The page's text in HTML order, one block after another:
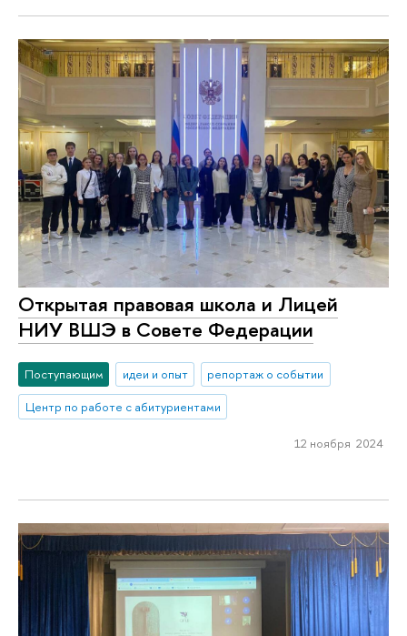
Открытая правовая школа и Лицей
НИУ ВШЭ в Совете Федерации
Поступающим идеи и опыт
репортаж о событии
Центр по работе с абитуриентами
12 ноября 2024